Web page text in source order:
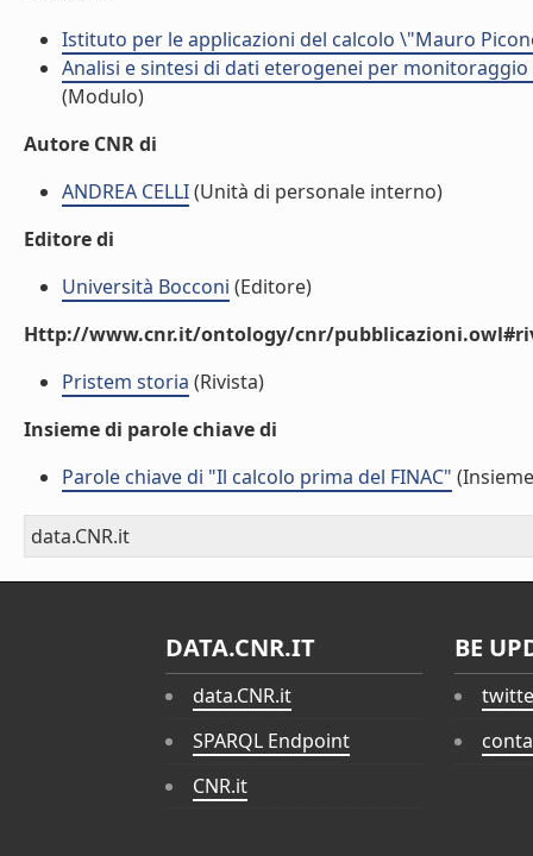
Istituto per le applicazioni del calcolo \"Mauro
Analisi e sintesi di dati eterogenei per monitoraggio
(Modulo)
Autore CNR di
ANDREA CELLI(Unità di personale interno)
Editore di
Università Bocconi (Editore)
Http://www.cnr.it/ontology/cnr/
Pristem storia (Rivista)
Insieme di parole chiave di
Parole chiave di "Il calcolo prima del FINAC"
data.CNR.it
DATA.CNR.IT
data.CNR.it
SPARQL Endpoint
CNR.it
BE